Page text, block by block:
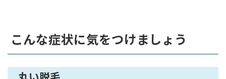
こんな症状に気をつけましょう